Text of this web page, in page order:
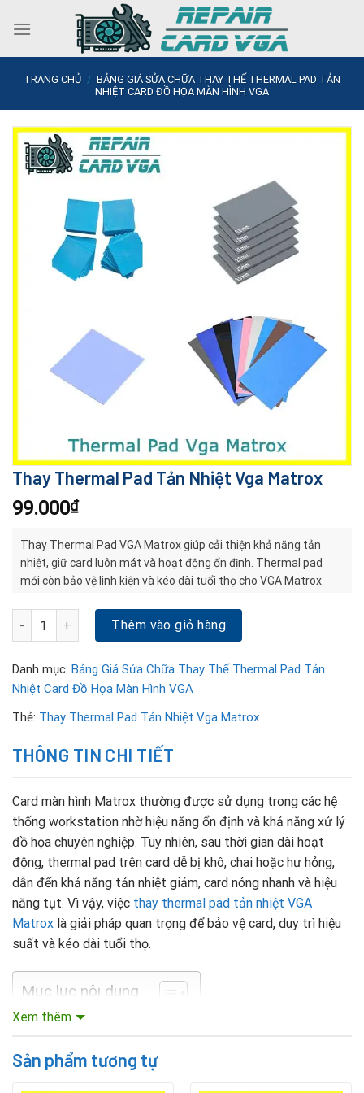
TRANG CHỦ / BẢNG GIÁ SỬA CHỮA THAY THẾ THERMAL PAD TẢN
NHIỆT CARD ĐỒ HỌA MÀN HÌNH VGA
Thay Thermal Pad Tản Nhiệt Vga Matrox
99.000₫
Thay Thermal Pad VGA Matrox giúp cải thiện khả năng tản
nhiệt, giữ card luôn mát và hoạt động ổn định. Thermal pad
mới còn bảo vệ linh kiện và kéo dài tuổi thọ cho VGA Matrox.
Thay Thermal Pad Tản Nhiệt Vga Matrox số lượng
Thêm vào giỏ hàng
Danh mục: Bảng Giá Sửa Chữa Thay Thế Thermal Pad Tản
Nhiệt Card Đồ Họa Màn Hình VGA
Thẻ: Thay Thermal Pad Tản Nhiệt Vga Matrox
THÔNG TIN CHI TIẾT
Card màn hình Matrox thường được sử dụng trong các hệ
thống workstation nhờ hiệu năng ổn định và khả năng xử lý
đồ họa chuyên nghiệp. Tuy nhiên, sau thời gian dài hoạt
động, thermal pad trên card dễ bị khô, chai hoặc hư hỏng,
dẫn đến khả năng tản nhiệt giảm, card nóng nhanh và hiệu
năng tụt. Vì vậy, việc thay thermal pad tản nhiệt VGA
Matrox là giải pháp quan trọng để bảo vệ card, duy trì hiệu
suất và kéo dài tuổi thọ.
Mục lục nội dung
Thermal pad trên VGA Matrox có nhiệm vụ dẫn nhiệt từ
Xem thêm
Sản phẩm tương tự